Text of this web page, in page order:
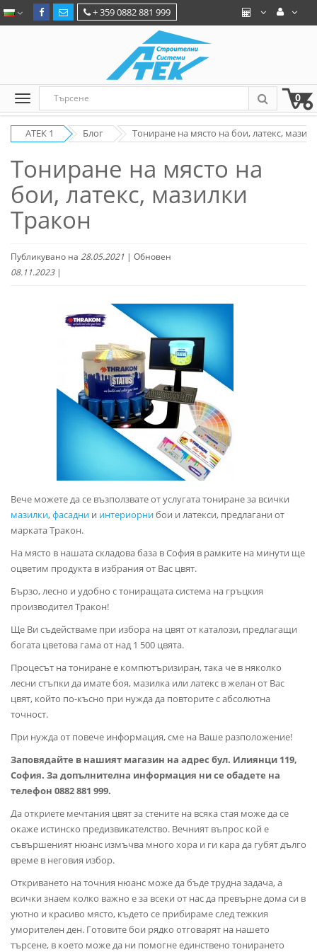
+ 359 0882 881 999
0
АТЕК 1 Блог Тониране на място на бои, латекс,
Тониране на място на
бои, латекс, мазилки
Тракон
Публикувано на 28.05.2021 | Обновен
08.11.2023|
Вече можете да се възползвате от услугата тониране за всички
мазилки,фасадни и интериорнибои и латекси, предлагани от
марката Тракон.
На място в нашата складова база в София в рамките на минути ще
оцветим продукта в избрания от Вас цвят.
Бързо, лесно и удобно с тониращата система на гръцкия
производител Тракон!
Ще Ви съдействаме при избора на цвят от каталози, предлагащи
богата цветова гама от над 1 500 цвята.
Процесът на тониране е компютъризиран, така че в няколко
лесни стъпки да имате боя, мазилка или латекс в желан от Вас
цвят, който по-късно при нужда да повторите с абсолютна
точност.
При нужда от повече информация, сме на Ваше разположение!
Заповядайте в нашият магазин на адрес бул. Илиянци 119,
София. За допълнителна информация ни се обадете на
телефон 0882 881 999.
Да откриете мечтания цвят за стените на всяка стая може да се
окаже истинско предизвикателство. Вечният въпрос кой е
съвършеният нюанс измъчва много хора и ги кара да губят дълго
време в неговия избор.
Откриването на точния нюанс може да бъде трудна задача, а
всички знаем колко важно е за всеки от нас да превърне дома си в
уютно и красиво място, където се прибираме след тежкия
уморителен ден. Готовите бои рядко отговарят на нашето
търсене, в което може да ни помогне единствено тонирането